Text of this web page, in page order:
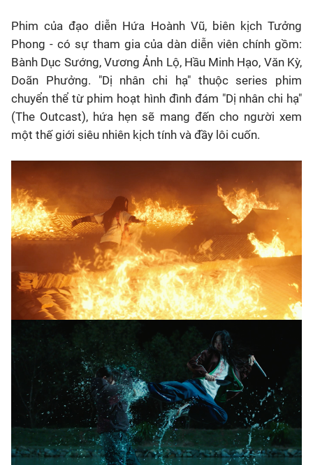
Phim của đạo diễn Hứa Hoành Vũ, biên kịch Tưởng
Phong - có sự tham gia của dàn diễn viên chính gồm:
Bành Dục Sướng, Vương Ảnh Lộ, Hầu Minh Hạo, Văn Kỳ,
Doãn Phưởng. "Dị nhân chi hạ" thuộc series phim
chuyển thể từ phim hoạt hình đình đám "Dị nhân chi hạ"
(The Outcast), hứa hẹn sẽ mang đến cho người xem
một thế giới siêu nhiên kịch tính và đầy lôi cuốn.